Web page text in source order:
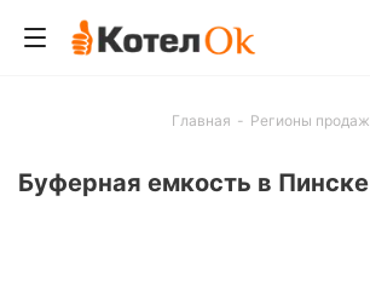
Главная - Регионы продаж
Буферная емкость в Пинске